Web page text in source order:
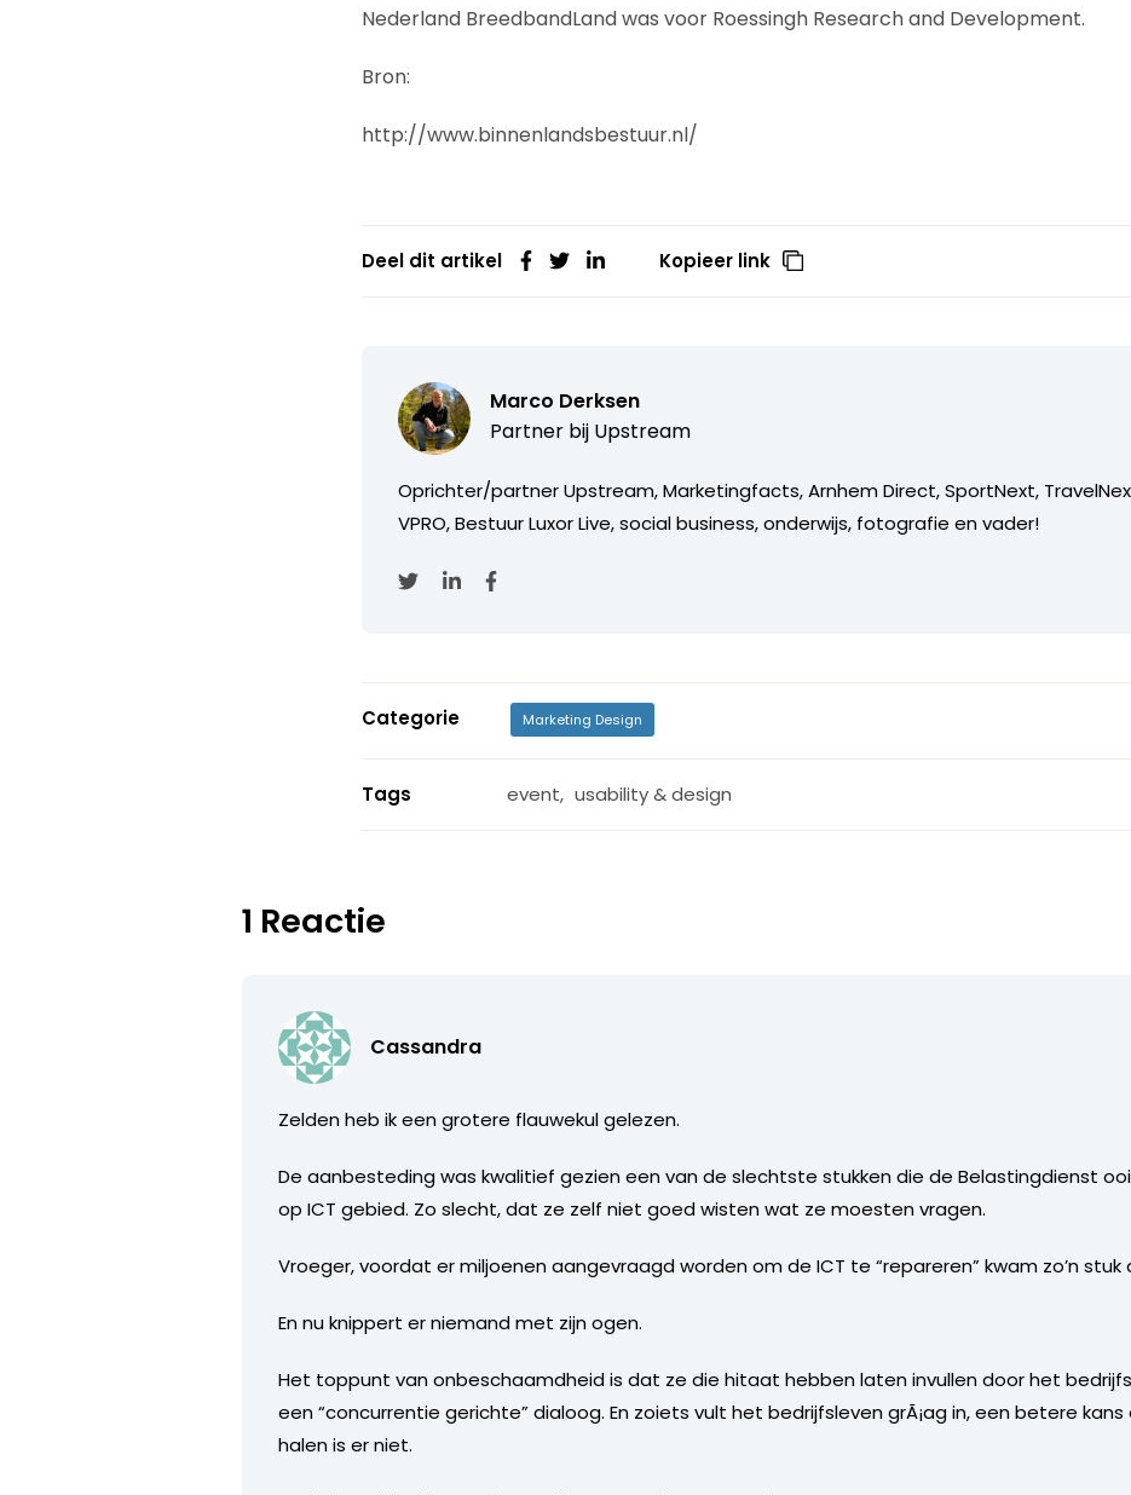
Nederland BreedbandLand was voor Roessingh Research and Development.
Bron:
http://www.binnenlandsbestuur.nl/
Deel dit artikel Kopieer link
Marco Derksen
Partner bij Upstream
Oprichter/partner Upstream, Marketingfacts, Arnhem Direct, SportNext,
VPRO, Bestuur Luxor Live, social business, onderwijs, fotografie en vader!
Categorie Marketing Design
Tags event, usability & design
1 Reactie
Cassandra
Zelden heb ik een grotere flauwekul gelezen.
De aanbesteding was kwalitief gezien een van de slechtste stukken die de Belastingdienst
op ICT gebied. Zo slecht, dat ze zelf niet goed wisten wat ze moesten vragen.
Vroeger, voordat er miljoenen aangevraagd worden om de ICT te “repareren” kwam zo’n
En nu knippert er niemand met zijn ogen.
Het toppunt van onbeschaamdheid is dat ze die hitaat hebben laten invullen door het
een “concurrentie gerichte” dialoog. En zoiets vult het bedrijfsleven grÃ¡ag in, een betere
halen is er niet.